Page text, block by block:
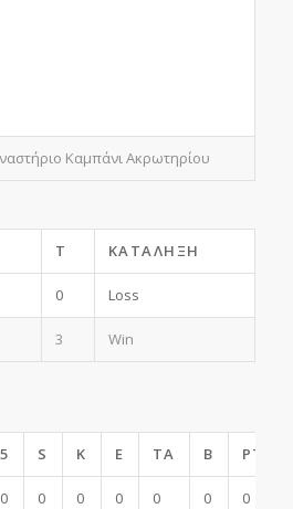
Καμπάνι Ακρωτηρίου
T ΚΑΤΆΛΗΞΗ
0 Loss
3 Win
5 S K E TA B PTS
0 0 0 0 0 0 0